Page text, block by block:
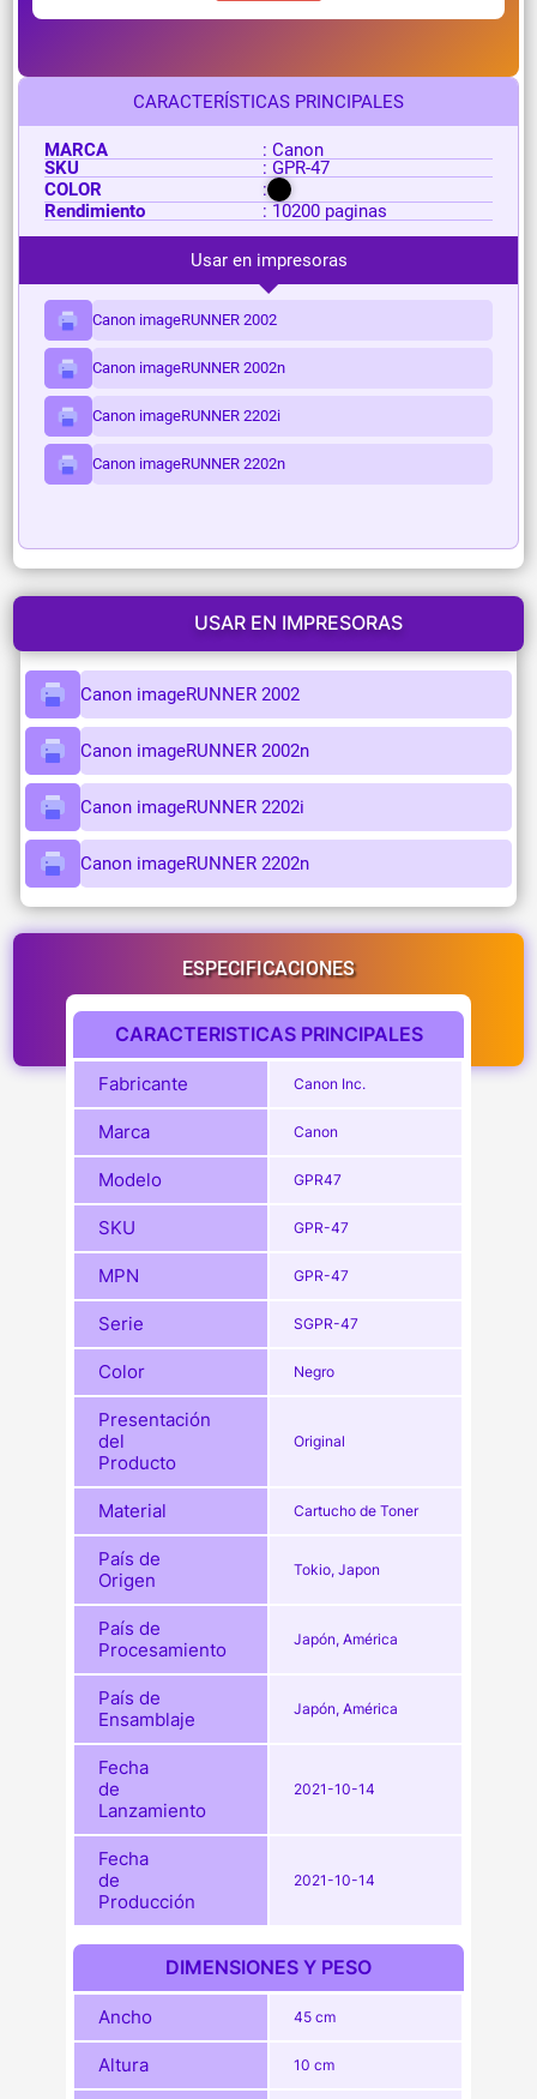
CARACTERÍSTICAS PRINCIPALES
MARCA
: Canon
SKU
: GPR-47
COLOR
:
Rendimiento
: 10200 paginas
Usar en impresoras
Canon imageRUNNER 2002
Canon imageRUNNER 2002n
Canon imageRUNNER 2202i
Canon imageRUNNER 2202n
USAR EN IMPRESORAS
Canon imageRUNNER 2002
Canon imageRUNNER 2002n
Canon imageRUNNER 2202i
Canon imageRUNNER 2202n
ESPECIFICACIONES
CARACTERISTICAS PRINCIPALES
Fabricante Canon Inc.
Marca Canon
Modelo GPR47
SKU GPR-47
MPN GPR-47
Serie SGPR-47
Color Negro
Presentación
del
Producto
Original
Material Cartucho de Toner
País de
Origen
Tokio, Japon
País de
Procesamiento
Japón, América
País de
Ensamblaje
Japón, América
Fecha
de
Lanzamiento
2021-10-14
Fecha
de
Producción
2021-10-14
DIMENSIONES Y PESO
Ancho 45 cm
Altura 10 cm